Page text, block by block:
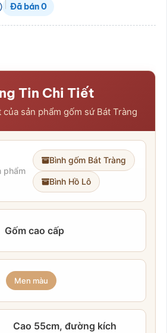
Đã bán0
Tin Chi Tiết
sản phẩm gốm sứ Bát Tràng
phẩm
Bình gốm Bát Tràng
Bình Hồ Lô
Gốm cao cấp
Men màu
Cao 55cm, đường kích